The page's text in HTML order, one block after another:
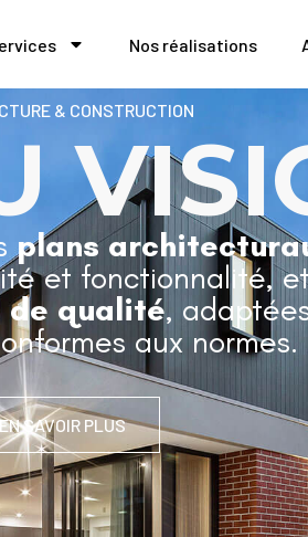
Nos réalisations
& CONSTRUCTION
plans
et fonctionnalité,
de qualité,
aux normes.
SAVOIR PLUS